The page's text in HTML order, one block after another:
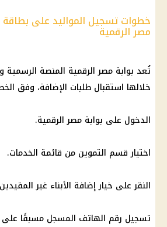
خطوات تسجيل المواليد على بطاقة
مصر الرقمية
تُعد بوابة مصر الرقمية المنصة الرسمية
خلالها استقبال طلبات الإضافة، وفق
الدخول على بوابة مصر الرقمية.
اختيار قسم التموين من قائمة الخدمات.
النقر على خيار إضافة الأبناء غير
تسجيل رقم الهاتف المسجل مسبقًا على